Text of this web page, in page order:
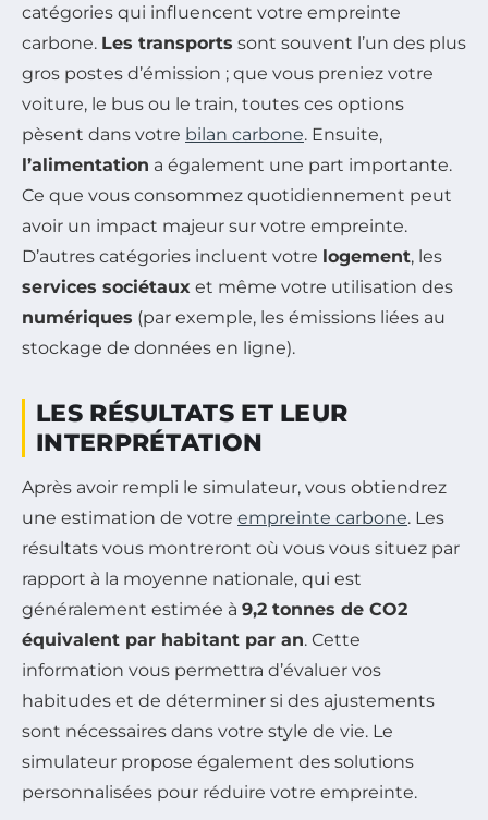
catégories qui influencent votre empreinte
carbone. Les transports sont souvent l’un des plus
gros postes d’émission ; que vous preniez votre
voiture, le bus ou le train, toutes ces options
pèsent dans votre bilan carbone. Ensuite,
l’alimentation a également une part importante.
Ce que vous consommez quotidiennement peut
avoir un impact majeur sur votre empreinte.
D’autres catégories incluent votre logement, les
services sociétaux et même votre utilisation des
numériques (par exemple, les émissions liées au
stockage de données en ligne).
LES RÉSULTATS ET LEUR
INTERPRÉTATION
Après avoir rempli le simulateur, vous obtiendrez
une estimation de votre empreinte carbone. Les
résultats vous montreront où vous vous situez par
rapport à la moyenne nationale, qui est
généralement estimée à 9,2 tonnes de CO2
équivalent par habitant par an. Cette
information vous permettra d’évaluer vos
habitudes et de déterminer si des ajustements
sont nécessaires dans votre style de vie. Le
simulateur propose également des solutions
personnalisées pour réduire votre empreinte.